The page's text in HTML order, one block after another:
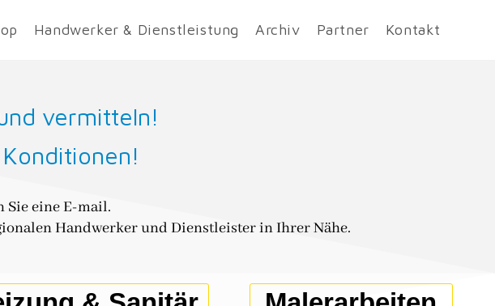
Handwerker & Dienstleistung Archiv Partner Kontakt
vermitteln!
Sie eine E-mail.
Handwerker und Dienstleister in Ihrer Nähe.